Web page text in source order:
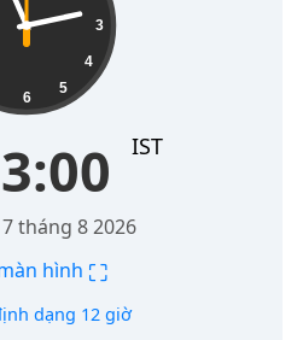
3
4
5
6
IST
tháng 8 2026
hình ⛶
dạng 12 giờ